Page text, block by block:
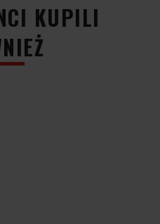
KUPILI